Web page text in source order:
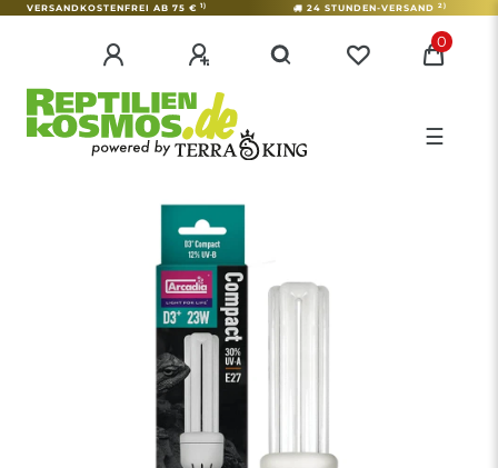
VERSANDKOSTENFREI AB 75 € 1) 24 STUNDEN-VERSAND 2)
0
☰